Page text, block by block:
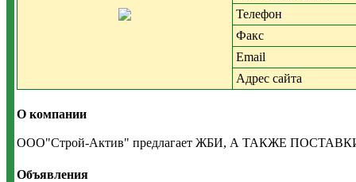
Телефон
Факс
Email
Адрес сайта
О компании
ООО"Строй-Актив" предлагает ЖБИ, А ТАКЖЕ
Объявления